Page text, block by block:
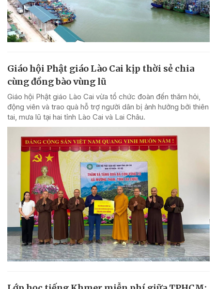
Giáo hội Phật giáo Lào Cai kịp thời sẻ chia
cùng đồng bào vùng lũ
Giáo hội Phật giáo Lào Cai vừa tổ chức đoàn đến thăm hỏi,
động viên và trao quà hỗ trợ người dân bị ảnh hưởng bởi thiên
tai, mưa lũ tại hai tỉnh Lào Cai và Lai Châu.